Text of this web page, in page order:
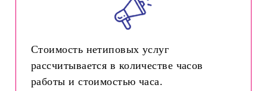
Стоимость нетиповых услуг
рассчитывается в количестве часов
работы и стоимостью часа.